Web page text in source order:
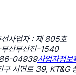
사업자 : 제 805호
산부산진-1540
86-04939사업자정보
구 서면로 39, KT&G